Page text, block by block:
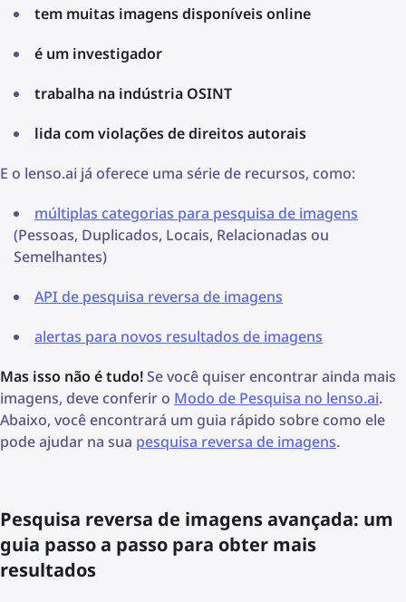
tem muitas imagens disponíveis online
é um investigador
trabalha na indústria OSINT
lida com violações de direitos autorais
E o lenso.ai já oferece uma série de recursos, como:
múltiplas categorias para pesquisa de imagens
(Pessoas, Duplicados, Locais, Relacionadas ou
Semelhantes)
API de pesquisa reversa de imagens
alertas para novos resultados de imagens
Mas isso não é tudo!Se você quiser encontrar ainda mais
imagens, deve conferir o Modo de Pesquisa no lenso.ai.
Abaixo, você encontrará um guia rápido sobre como ele
pode ajudar na sua pesquisa reversa de imagens.
Pesquisa reversa de imagens avançada: um
guia passo a passo para obter mais
resultados